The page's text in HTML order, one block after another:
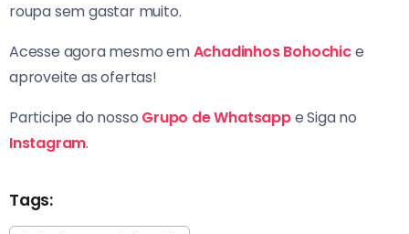
roupa sem gastar muito.
Acesse agora mesmo emAchadinhos Bohochice
aproveite as ofertas!
Participe do nosso Grupo de Whatsappe Siga no
Instagram.
Tags: